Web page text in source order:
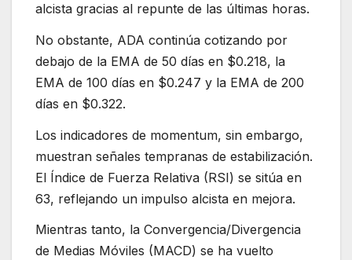
alcista gracias al repunte de las últimas horas.
No obstante, ADA continúa cotizando por
debajo de la EMA de 50 días en $0.218, la
EMA de 100 días en $0.247 y la EMA de 200
días en $0.322.
Los indicadores de momentum, sin embargo,
muestran señales tempranas de estabilización.
El Índice de Fuerza Relativa (RSI) se sitúa en
63, reflejando un impulso alcista en mejora.
Mientras tanto, la Convergencia/Divergencia
de Medias Móviles (MACD) se ha vuelto